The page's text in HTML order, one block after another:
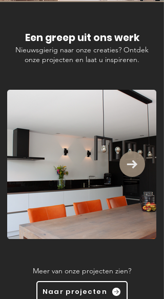
Een greep uit ons werk
Nieuwsgierig naar onze creaties? Ontdek
onze projecten en laat u inspireren.
Meer van onze projecten zien?
Naar projecten